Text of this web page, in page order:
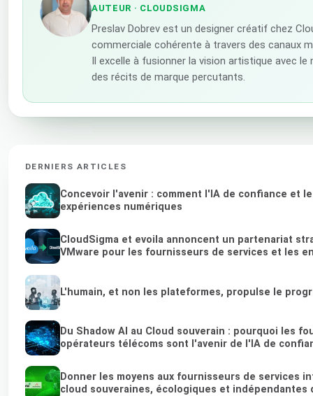
AUTEUR · CLOUDSIGMA
Preslav Dobrev est un designer créatif chez
commerciale cohérente à travers des canaux
Il excelle à fusionner la vision artistique avec
des récits de marque percutants.
DERNIERS ARTICLES
Concevoir l'avenir : comment l'IA de confiance et
expériences numériques
CloudSigma et evoila annoncent un partenariat
VMware pour les fournisseurs de services et les
L'humain, et non les plateformes, propulse le
Du Shadow AI au Cloud souverain : pourquoi les
opérateurs télécoms sont l'avenir de l'IA de
Donner les moyens aux fournisseurs de services
cloud souveraines, écologiques et indépendantes